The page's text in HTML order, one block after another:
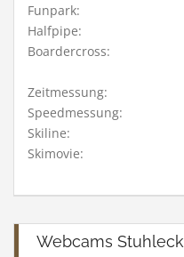
Funpark:
Halfpipe:
Boardercross:
Zeitmessung:
Speedmessung:
Skiline:
Skimovie:
Webcams Stuhleck